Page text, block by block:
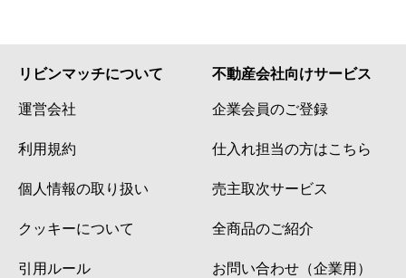
リビンマッチについて
運営会社
利用規約
個人情報の取り扱い
クッキーについて
引用ルール
不動産会社向けサービス
企業会員のご登録
仕入れ担当の方はこちら
売主取次サービス
全商品のご紹介
お問い合わせ（企業用）